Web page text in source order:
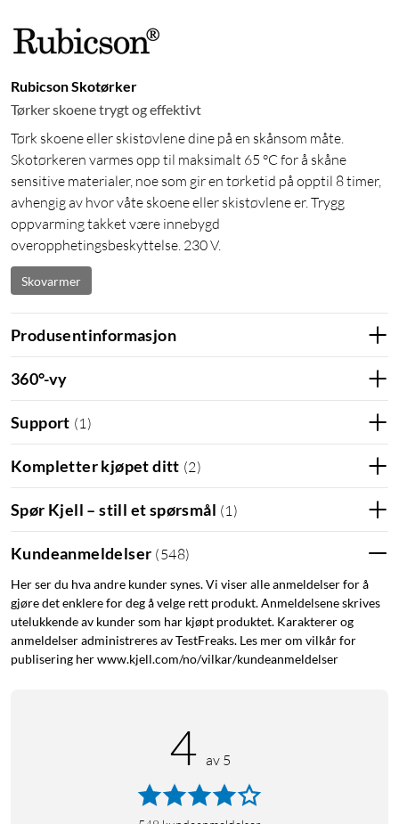
Rubicson Skotørker
Tørker skoene trygt og effektivt
Tørk skoene eller skistøvlene dine på en skånsom måte.
Skotørkeren varmes opp til maksimalt 65 °C for å skåne
sensitive materialer, noe som gir en tørketid på opptil 8 timer,
avhengig av hvor våte skoene eller skistøvlene er. Trygg
oppvarming takket være innebygd
overopphetingsbeskyttelse. 230 V.
Skovarmer
Produsentinformasjon
360°-vy
Support (1 )
Kompletter kjøpet ditt (2)
Spør Kjell – still et spørsmål (1 )
Kundeanmeldelser (548)
Her ser du hva andre kunder synes. Vi viser alle anmeldelser for å
gjøre det enklere for deg å velge rett produkt. Anmeldelsene skrives
utelukkende av kunder som har kjøpt produktet. Karakterer og
anmeldelser administreres av TestFreaks. Les mer om vilkår for
publisering her www.kjell.com/no/vilkar/kundeanmeldelser
4 av 5